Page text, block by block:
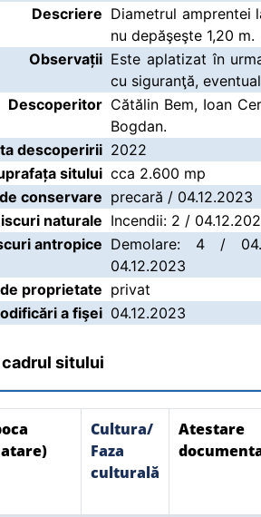
Descriere Diametrul amprentei
nu depăşeşte 1,20 m.
Observații Este aplatizat în
cu siguranţă,
Descoperitor Cătălin Bem, Ioan
Bogdan.
descoperirii 2022
sitului cca 2.600 mp
conservare precară / 04.12.2023
naturale Incendii: 2 /
antropice Demolare: 4 /
04.12.2023
proprietate privat
a fişei 04.12.2023
sitului
Cultura/
Faza
culturală
Atestare